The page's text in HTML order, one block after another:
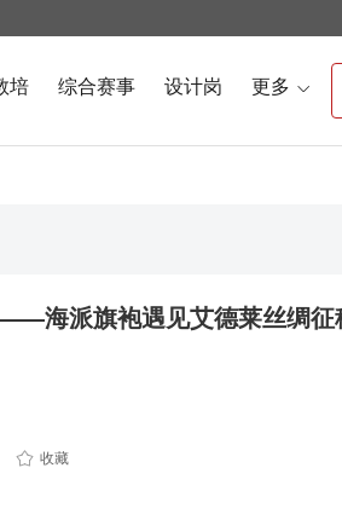
培 综合赛事 设计岗 更多 
海派旗袍遇见艾德莱丝绸征
 收藏